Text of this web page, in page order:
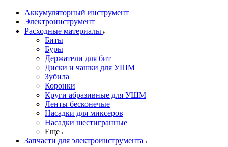
Аккумуляторный инструмент
Электроинструмент
Расходные материалы
Биты
Буры
Держатели для бит
Диски и чашки для УШМ
Зубила
Коронки
Круги абразивные для УШМ
Ленты бесконечые
Насадки для миксеров
Насадки шестигранные
Еще
Запчасти для электроинструмента